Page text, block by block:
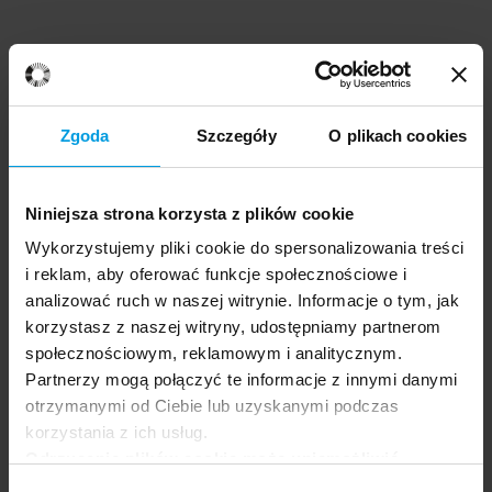
Zgoda Szczegóły O plikach cookies
Niniejsza strona korzysta z plików cookie
Wykorzystujemy pliki cookie do spersonalizowania treści
i reklam, aby oferować funkcje społecznościowe i
analizować ruch w naszej witrynie. Informacje o tym, jak
korzystasz z naszej witryny, udostępniamy partnerom
społecznościowym, reklamowym i analitycznym.
Partnerzy mogą połączyć te informacje z innymi danymi
otrzymanymi od Ciebie lub uzyskanymi podczas
korzystania z ich usług.